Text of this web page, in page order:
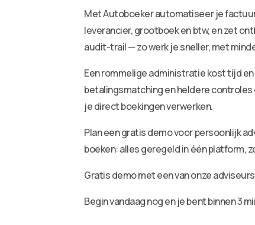
Met Autoboeker automatiseer je
leverancier, grootboek en btw, en zet
audit-trail — zo werk je sneller, met
Een rommelige administratie kost tijd
betalingsmatching en heldere controles
je direct boekingen verwerken.
Plan een gratis demo voor persoonlijk
boeken: alles geregeld in één platform,
Gratis demo met een van onze adviseurs
Begin vandaag nog en je bent binnen 3